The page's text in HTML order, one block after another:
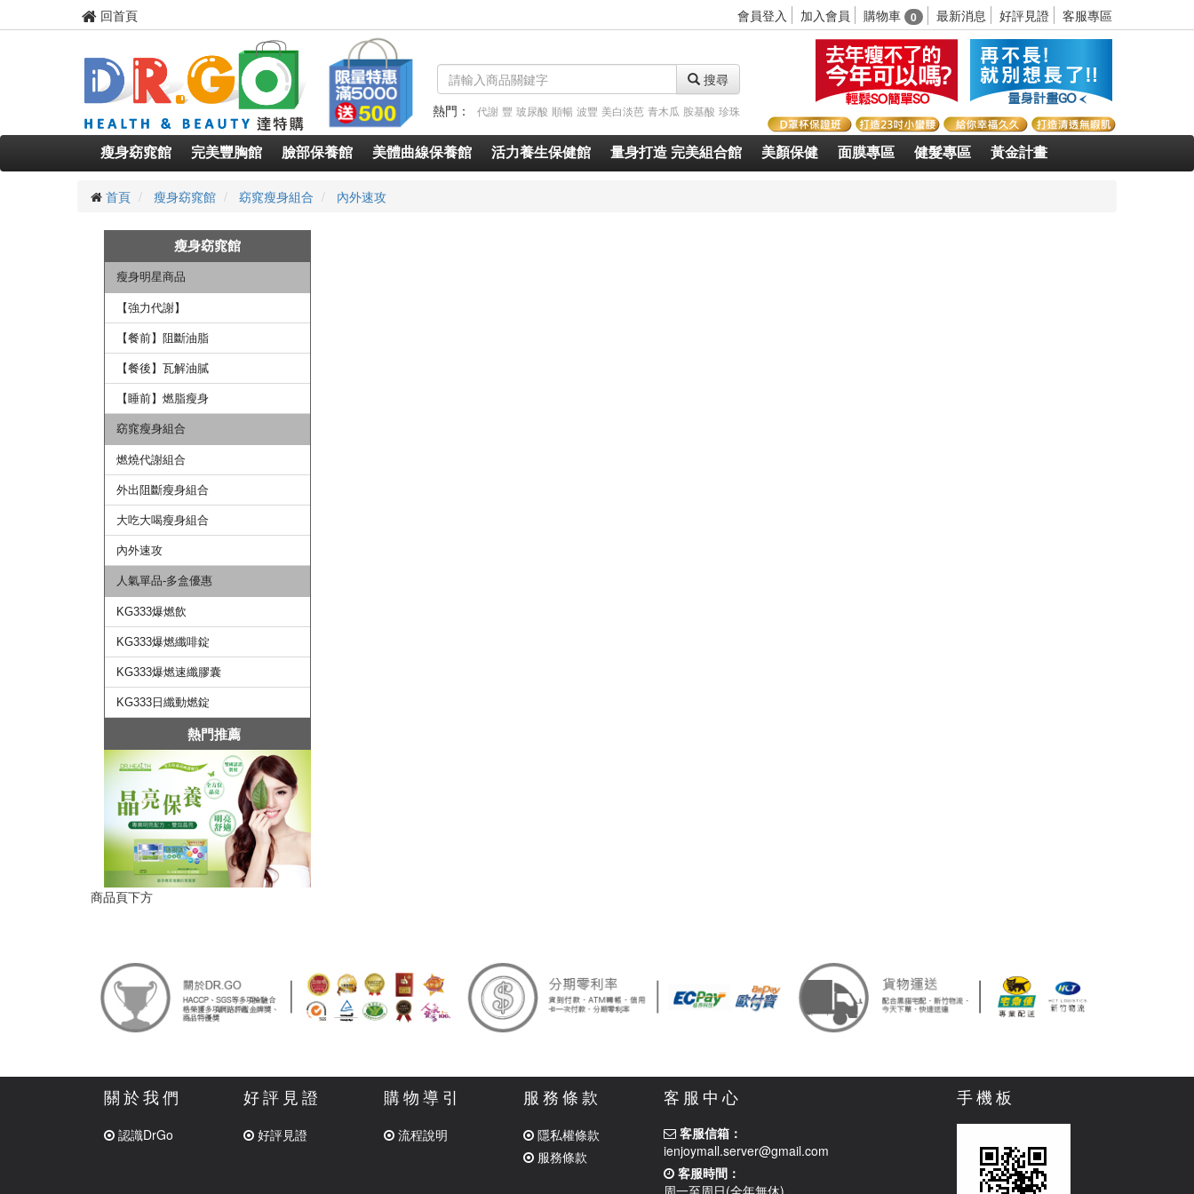
回首頁 會員登入 加入會員 購物車 0 最新消息 好評見證 客服專區
搜尋
熱門：
代謝 豐 玻尿酸 順暢 波豐 美白淡芭 青木瓜 胺基酸 珍珠
瘦身窈窕館 完美豐胸館 臉部保養館 美體曲線保養館 活力養生保健館 量身打造 完美組合館 美顏保健 面膜專區 健髮專區 黃金計畫
首頁 瘦身窈窕館 窈窕瘦身組合 內外速攻
瘦身窈窕館
瘦身明星商品
【強力代謝】
【餐前】阻斷油脂
【餐後】瓦解油膩
【睡前】燃脂瘦身
窈窕瘦身組合
燃燒代謝組合
外出阻斷瘦身組合
大吃大喝瘦身組合
內外速攻
人氣單品-多盒優惠
KG333爆燃飲
KG333爆燃纖啡錠
KG333爆燃速纖膠囊
KG333日纖動燃錠
熱門推薦
商品頁下方
關於我們
認識DrGo
好評見證
好評見證
購物導引
流程說明
服務條款
隱私權條款
服務條款
客服中心
客服信箱：
ienjoymall.server@gmail.com
客服時間：
周一至周日(全年無休)
手機板